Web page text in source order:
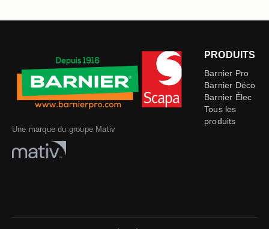
Une marque du groupe Mativ
PRODUITS
Barnier Pro
Barnier Déco
Barnier Élec
Tous les
produits